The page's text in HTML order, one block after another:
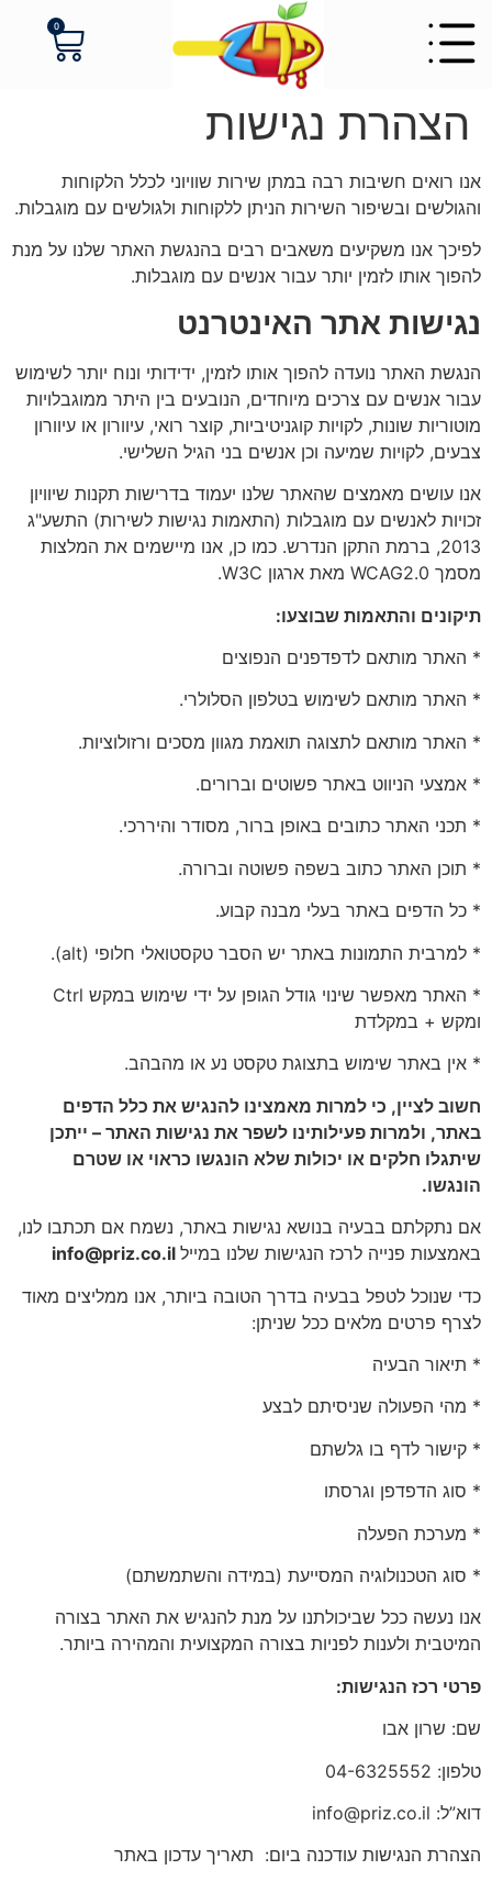
0
הצהרת נגישות
אנו רואים חשיבות רבה במתן שירות שוויוני לכלל הלקוחות
והגולשים ובשיפור השירות הניתן ללקוחות ולגולשים עם מוגבלות.
לפיכך אנו משקיעים משאבים רבים בהנגשת האתר שלנו על מנת
להפוך אותו לזמין יותר עבור אנשים עם מוגבלות.
נגישות אתר האינטרנט
הנגשת האתר נועדה להפוך אותו לזמין, ידידותי ונוח יותר לשימוש
עבור אנשים עם צרכים מיוחדים, הנובעים בין היתר ממוגבלויות
מוטוריות שונות, לקויות קוגניטיביות, קוצר רואי, עיוורון או עיוורון
צבעים, לקויות שמיעה וכן אנשים בני הגיל השלישי.
אנו עושים מאמצים שהאתר שלנו יעמוד בדרישות תקנות שיוויון
זכויות לאנשים עם מוגבלות (התאמות נגישות לשירות) התשע"ג
2013, ברמת התקן הנדרש. כמו כן, אנו מיישמים את המלצות
מסמך WCAG2.0 מאת ארגון W3C.
תיקונים והתאמות שבוצעו:
* האתר מותאם לדפדפנים הנפוצים
* האתר מותאם לשימוש בטלפון הסלולרי.
* האתר מותאם לתצוגה תואמת מגוון מסכים ורזולוציות.
* אמצעי הניווט באתר פשוטים וברורים.
* תכני האתר כתובים באופן ברור, מסודר והיררכי.
* תוכן האתר כתוב בשפה פשוטה וברורה.
* כל הדפים באתר בעלי מבנה קבוע.
* למרבית התמונות באתר יש הסבר טקסטואלי חלופי (alt).
* האתר מאפשר שינוי גודל הגופן על ידי שימוש במקש Ctrl
ומקש + במקלדת
* אין באתר שימוש בתצוגת טקסט נע או מהבהב.
חשוב לציין, כי למרות מאמצינו להנגיש את כלל הדפים
באתר, ולמרות פעילותינו לשפר את נגישות האתר – ייתכן
שיתגלו חלקים או יכולות שלא הונגשו כראוי או שטרם
הונגשו.
אם נתקלתם בבעיה בנושא נגישות באתר, נשמח אם תכתבו לנו,
באמצעות פנייה לרכז הנגישות שלנו במייל
כדי שנוכל לטפל בבעיה בדרך הטובה ביותר, אנו ממליצים מאוד
לצרף פרטים מלאים ככל שניתן:
* תיאור הבעיה
* מהי הפעולה שניסיתם לבצע
* קישור לדף בו גלשתם
* סוג הדפדפן וגרסתו
* מערכת הפעלה
* סוג הטכנולוגיה המסייעת (במידה והשתמשתם)
אנו נעשה ככל שביכולתנו על מנת להנגיש את האתר בצורה
המיטבית ולענות לפניות בצורה המקצועית והמהירה ביותר.
פרטי רכז הנגישות:
שם: שרון אבו
טלפון: 04-6325552
דוא”ל: info@priz.co.il
הצהרת הנגישות עודכנה ביום: תאריך עדכון באתר